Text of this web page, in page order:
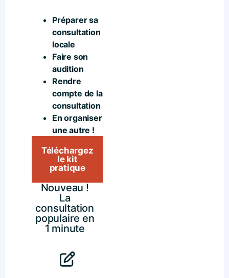
Préparer sa
consultation
locale
Faire son
audition
Rendre
compte de la
consultation
En organiser
une autre !
Téléchargez
le kit
pratique
Nouveau !
La
consultation
populaire en
1 minute